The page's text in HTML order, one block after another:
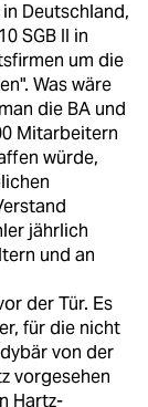
Deutschland,
SGB II in
um die
Was wäre
die BA und
Mitarbeitern
würde,
jährlich
und an
der Tür. Es
für die nicht
von der
vorgesehen
Hartz-